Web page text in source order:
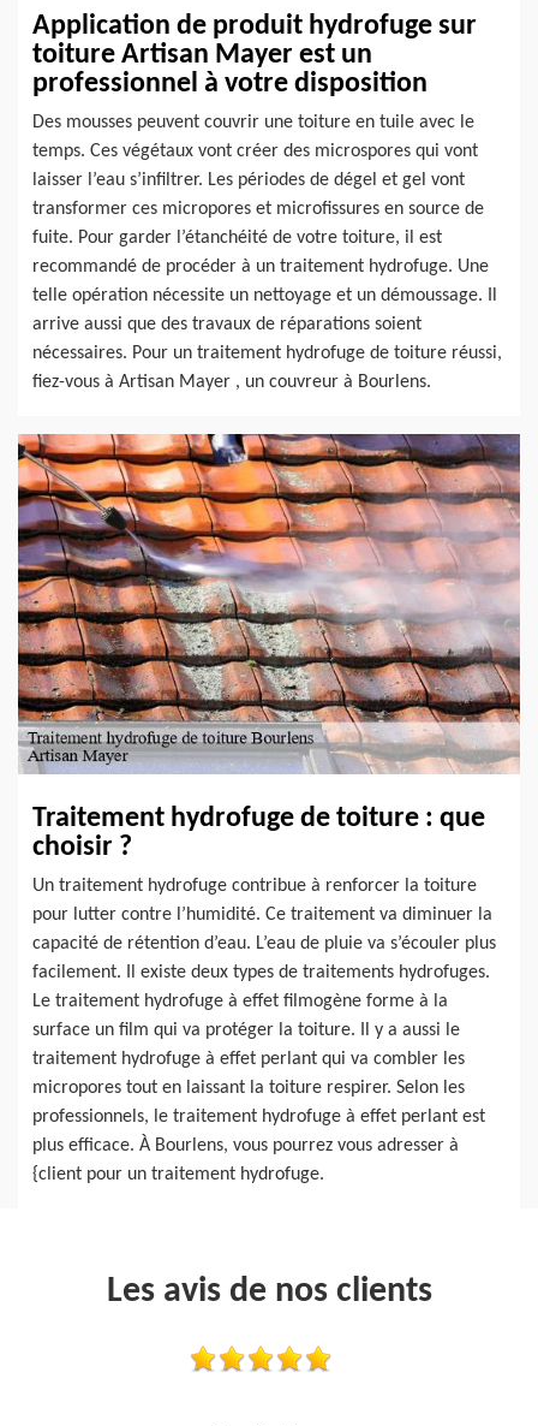
Application de produit hydrofuge sur
toiture Artisan Mayer est un
professionnel à votre disposition
Des mousses peuvent couvrir une toiture en tuile avec le
temps. Ces végétaux vont créer des microspores qui vont
laisser l’eau s’infiltrer. Les périodes de dégel et gel vont
transformer ces micropores et microfissures en source de
fuite. Pour garder l’étanchéité de votre toiture, il est
recommandé de procéder à un traitement hydrofuge. Une
telle opération nécessite un nettoyage et un démoussage. Il
arrive aussi que des travaux de réparations soient
nécessaires. Pour un traitement hydrofuge de toiture réussi,
fiez-vous à Artisan Mayer , un couvreur à Bourlens.
Traitement hydrofuge de toiture : que
choisir ?
Un traitement hydrofuge contribue à renforcer la toiture
pour lutter contre l’humidité. Ce traitement va diminuer la
capacité de rétention d’eau. L’eau de pluie va s’écouler plus
facilement. Il existe deux types de traitements hydrofuges.
Le traitement hydrofuge à effet filmogène forme à la
surface un film qui va protéger la toiture. Il y a aussi le
traitement hydrofuge à effet perlant qui va combler les
micropores tout en laissant la toiture respirer. Selon les
professionnels, le traitement hydrofuge à effet perlant est
plus efficace. À Bourlens, vous pourrez vous adresser à
{client pour un traitement hydrofuge.
Les avis de nos clients